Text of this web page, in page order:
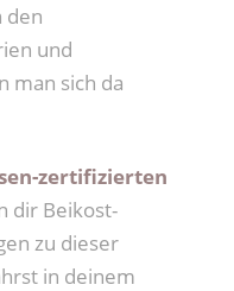
den
und
man sich da
zertifizierten
dir Beikost-
zu dieser
in deinem